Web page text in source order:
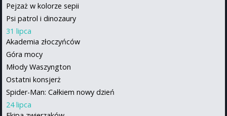
Pejzaż w kolorze sepii
Psi patrol i dinozaury
31 lipca
Akademia złoczyńców
Góra mocy
Młody Waszyngton
Ostatni konsjerż
Spider-Man: Całkiem nowy dzień
24 lipca